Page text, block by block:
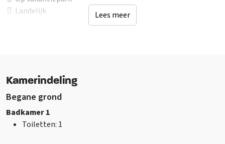
Landelijk
Fietsenberging
Barbecueën toegestaan
Speelveld
Kampvuurplaats
Lees meer
Kamerindeling
Begane grond
Badkamer 1
Toiletten: 1